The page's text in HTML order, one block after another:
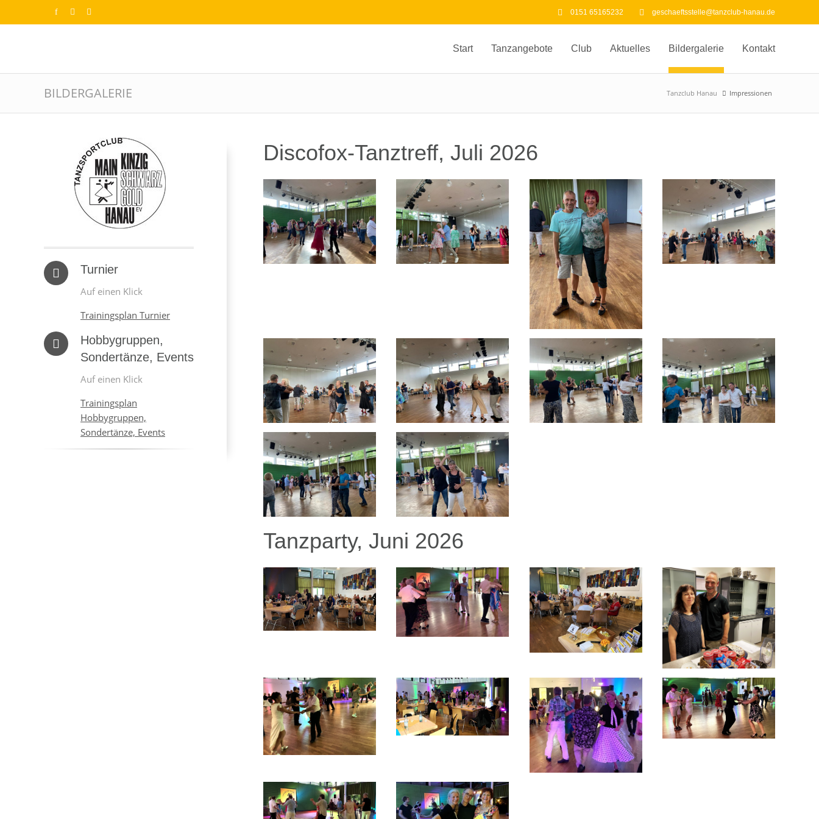
0151 65165232 geschaeftsstelle@tanzclub-hanau.de
Start Tanzangebote Club Aktuelles Bildergalerie Kontakt
Tanzclub Hanau Impressionen
BILDERGALERIE
Turnier
Auf einen Klick
Trainingsplan Turnier
Hobbygruppen,
Sondertänze, Events
Auf einen Klick
Trainingsplan
Hobbygruppen,
Sondertänze, Events
Discofox-Tanztreff, Juli 2026
Tanzparty, Juni 2026